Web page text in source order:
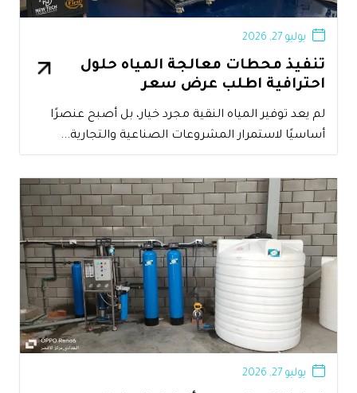
تنفيذ محطات معالجة المياه حلول
احترافية اطلب عرض سعر
يوليو 27, 2026
لم يعد توفير المياه النقية مجرد خيار، بل أصبح عنصرًا
أساسيًا لاستمرار المشروعات الصناعية والتجارية...
يوليو 27, 2026